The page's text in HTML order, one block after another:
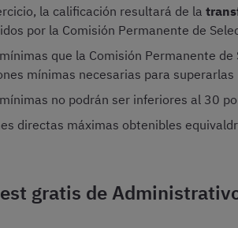
la calificación resultará de la
por la Comisión Permanente de
que la Comisión Permanente
mínimas necesarias para superarlas
no podrán ser inferiores al 30
directas máximas obtenibles
gratis de